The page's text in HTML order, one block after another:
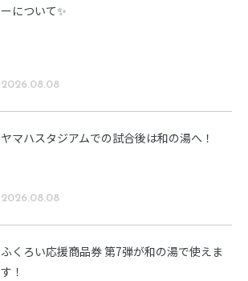
ーについて✨
2026.08.08
ヤマハスタジアムでの試合後は和の湯へ！
2026.08.08
ふくろい応援商品券 第7弾が和の湯で使えま
す！